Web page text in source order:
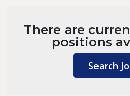
There are
positions
Search